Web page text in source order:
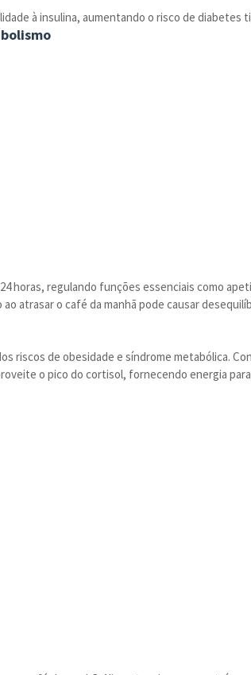
à insulina, aumentando o risco de diabetes
horas, regulando funções essenciais como
atrasar o café da manhã pode causar
riscos de obesidade e síndrome metabólica.
o pico do cortisol, fornecendo energia para